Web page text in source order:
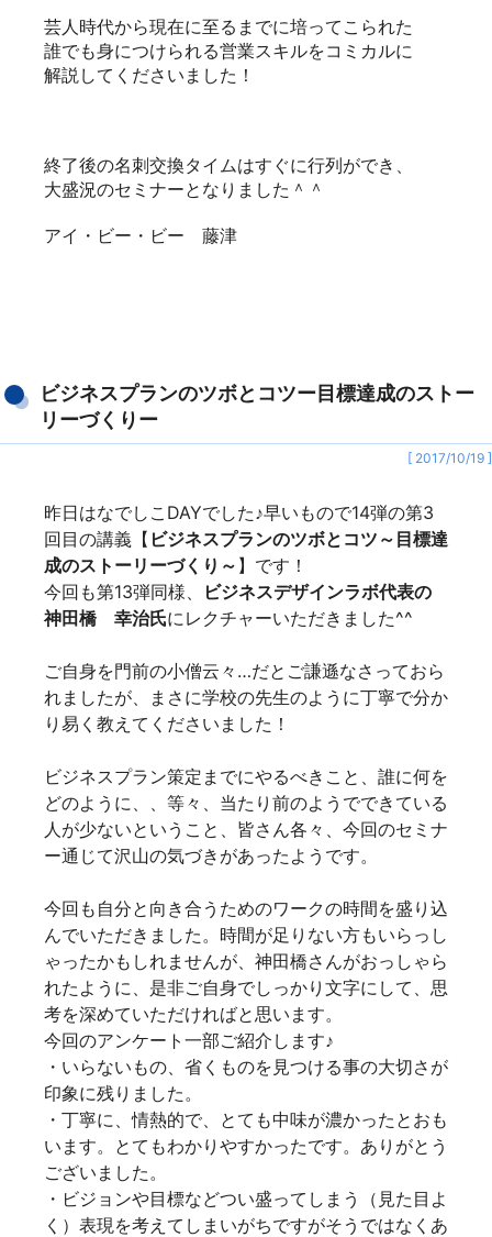
芸人時代から現在に至るまでに培ってこられた
誰でも身につけられる営業スキルをコミカルに
解説してくださいました！
終了後の名刺交換タイムはすぐに行列ができ、
大盛況のセミナーとなりました＾＾
アイ・ビー・ビー 藤津
ビジネスプランのツボとコツー目標達成のストー
リーづくりー
[ 2017/10/19 ]
昨日はなでしこDAYでした♪早いもので14弾の第3
回目の講義【 ビジネスプランのツボとコツ～目標達
成のストーリーづくり～ 】です！
今回も第13弾同様、
ビジネスデザインラボ代表の
神田橋 幸治氏にレクチャーいただきました^^
ご自身を門前の小僧云々…だとご謙遜なさっておら
れましたが、まさに学校の先生のように丁寧で分か
り易く教えてくださいました！
ビジネスプラン策定までにやるべきこと、誰に何を
どのように、、等々、当たり前のようでできている
人が少ないということ、皆さん各々、今回のセミナ
ー通じて沢山の気づきがあったようです。
今回も自分と向き合うためのワークの時間を盛り込
んでいただきました。時間が足りない方もいらっし
ゃったかもしれませんが、神田橋さんがおっしゃら
れたように、是非ご自身でしっかり文字にして、思
考を深めていただければと思います。
今回のアンケート一部ご紹介します♪
・いらないもの、省くものを見つける事の大切さが
印象に残りました。
・丁寧に、情熱的で、とても中味が濃かったとおも
います。とてもわかりやすかったです。ありがとう
ございました。
・ビジョンや目標などつい盛ってしまう（見た目よ
く）表現を考えてしまいがちですがそうではなくあ